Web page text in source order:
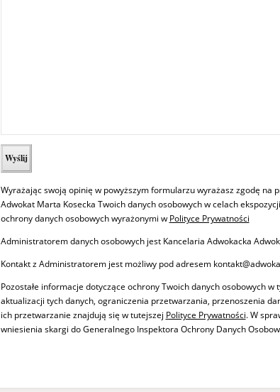
Wyrażając swoją opinię w powyższym formularzu wyrażasz zgodę na
Adwokat Marta Kosecka Twoich danych osobowych w celach
ochrony danych osobowych wyrażonymi w Polityce Prywatności
Administratorem danych osobowych jest Kancelaria Adwokacka
Kontakt z Administratorem jest możliwy pod adresem
Pozostałe informacje dotyczące ochrony Twoich danych osobowych
aktualizacji tych danych, ograniczenia przetwarzania, przenoszenia
ich przetwarzanie znajdują się w tutejszej Polityce Prywatności. W
wniesienia skargi do Generalnego Inspektora Ochrony Danych